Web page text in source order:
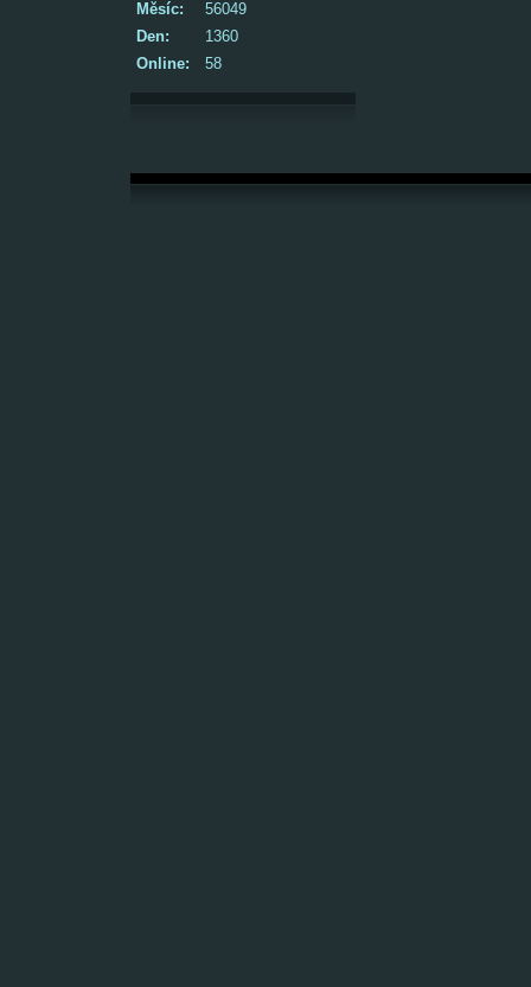
Online: 58
Měsíc:
56049
Den:
1360